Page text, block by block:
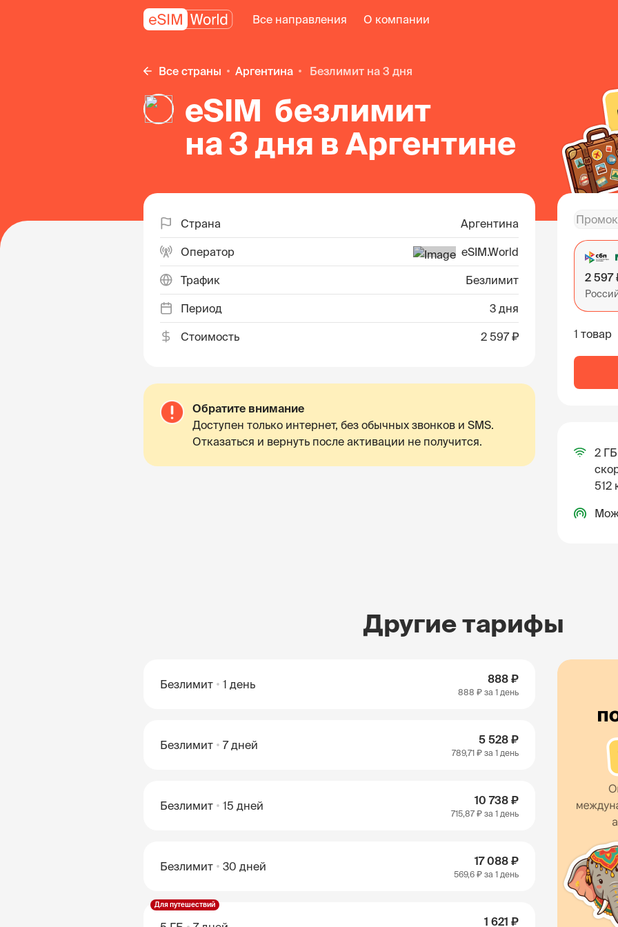
Все направления О компании
Все страны Аргентина безлимит на 3 дня
eSIM безлимит
на 3 дня в Аргентине
Страна Аргентина
Оператор eSIM.World
Трафик Безлимит
Период 3 дня
Стоимость 2 597 ₽
Обратите внимание
Доступен только интернет, без обычных звонков и SMS.
Отказаться и вернуть после активации не получится.
2 597
1 товар
2
512
Другие тарифы
Безлимит 1 день 888 ₽
888 ₽ за 1 день
Безлимит 7 дней 5 528 ₽
789,71 ₽ за 1 день
Безлимит 15 дней 10 738 ₽
715,87 ₽ за 1 день
Безлимит 30 дней 17 088 ₽
569,6 ₽ за 1 день
Для путешествий
1 621 ₽